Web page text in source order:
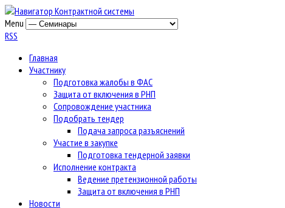
Menu
RSS
Главная
Участнику
Подготовка жалобы в ФАС
Защита от включения в РНП
Сопровождение участника
Подобрать тендер
Подача запроса разъяснений
Участие в закупке
Подготовка тендерной заявки
Исполнение контракта
Ведение претензионной работы
Защита от включения в РНП
Новости